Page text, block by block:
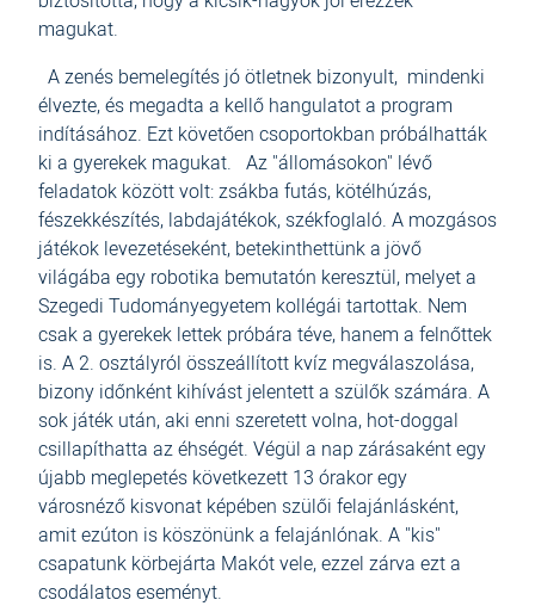
magukat.
A zenés bemelegítés jó ötletnek bizonyult, mindenki
élvezte, és megadta a kellő hangulatot a program
indításához. Ezt követően csoportokban próbálhatták
ki a gyerekek magukat. Az "állomásokon" lévő
feladatok között volt: zsákba futás, kötélhúzás,
fészekkészítés, labdajátékok, székfoglaló. A mozgásos
játékok levezetéseként, betekinthettünk a jövő
világába egy robotika bemutatón keresztül, melyet a
Szegedi Tudományegyetem kollégái tartottak. Nem
csak a gyerekek lettek próbára téve, hanem a felnőttek
is. A 2. osztályról összeállított kvíz megválaszolása,
bizony időnként kihívást jelentett a szülők számára. A
sok játék után, aki enni szeretett volna, hot-doggal
csillapíthatta az éhségét. Végül a nap zárásaként egy
újabb meglepetés következett 13 órakor egy
városnéző kisvonat képében szülői felajánlásként,
amit ezúton is köszönünk a felajánlónak. A "kis"
csapatunk körbejárta Makót vele, ezzel zárva ezt a
csodálatos eseményt.